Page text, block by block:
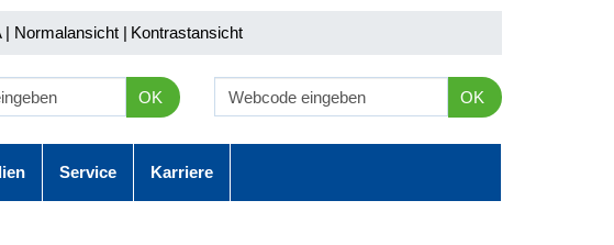
| Normalansicht | Kontrastansicht
OK OK
Service Karriere